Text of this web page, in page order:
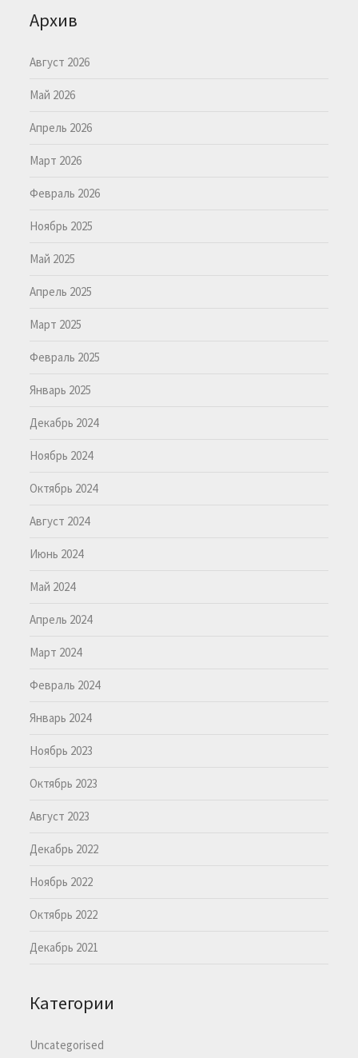
Архив
Август 2026
Май 2026
Апрель 2026
Март 2026
Февраль 2026
Ноябрь 2025
Май 2025
Апрель 2025
Март 2025
Февраль 2025
Январь 2025
Декабрь 2024
Ноябрь 2024
Октябрь 2024
Август 2024
Июнь 2024
Май 2024
Апрель 2024
Март 2024
Февраль 2024
Январь 2024
Ноябрь 2023
Октябрь 2023
Август 2023
Декабрь 2022
Ноябрь 2022
Октябрь 2022
Декабрь 2021
Категории
Uncategorised